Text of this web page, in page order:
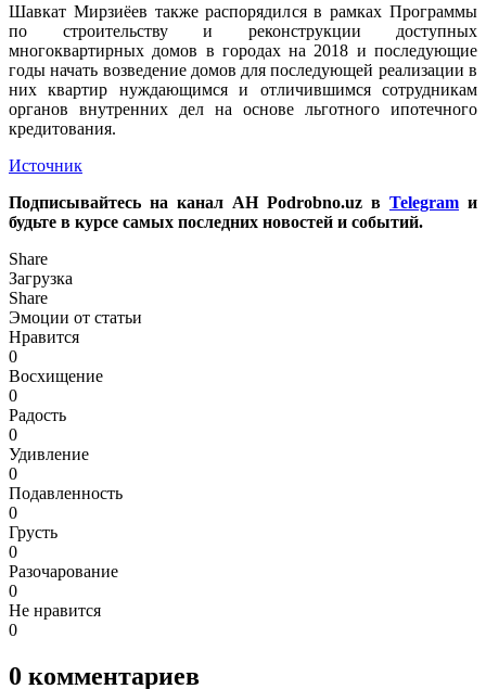
Шавкат Мирзиёев также распорядился в рамках Программы
по строительству и реконструкции доступных
многоквартирных домов в городах на 2018 и последующие
годы начать возведение домов для последующей реализации в
них квартир нуждающимся и отличившимся сотрудникам
органов внутренних дел на основе льготного ипотечного
кредитования.
Источник
Подписывайтесь на канал АН Podrobno.uz в Telegram и
будьте в курсе самых последних новостей и событий.
Share
Загрузка
Share
Эмоции от статьи
Нравится
0
Восхищение
0
Радость
0
Удивление
0
Подавленность
0
Грусть
0
Разочарование
0
Не нравится
0
0 комментариев